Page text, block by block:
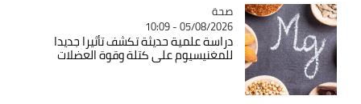
Catégorie
صحة
05/08/2026 - 10:09
دراسة علمية حديثة تكشف تأثيرا جديدا
للمغنيسيوم على كتلة وقوة العضلات